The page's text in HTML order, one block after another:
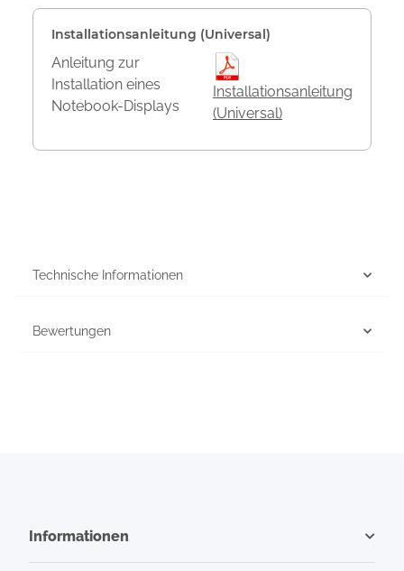
Installationsanleitung (Universal)
Anleitung zur
Installation eines
Notebook-Displays
Installationsanleitung
(Universal)
Technische Informationen
Bewertungen
Informationen